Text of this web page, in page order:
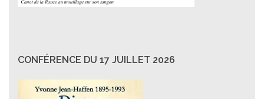
CONFÉRENCE DU 17 JUILLET 2026